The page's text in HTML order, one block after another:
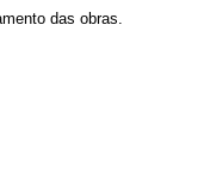
das obras.